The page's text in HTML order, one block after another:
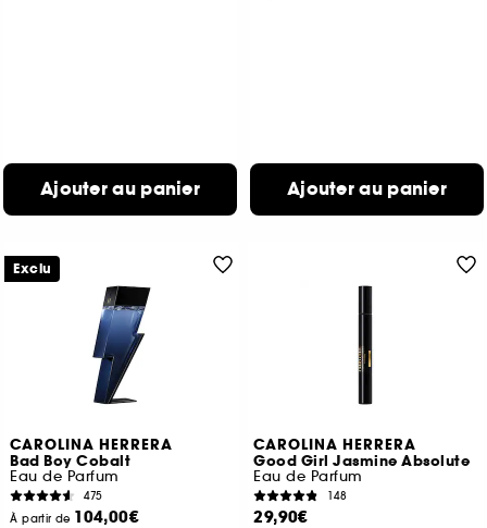
Ajouter au panier Ajouter au panier
CAROLINA HERRERA
Bad Boy Cobalt
Eau de Parfum
475
À partir de 104,00€
Exclu
CAROLINA HERRERA
Good Girl Jasmine Absolute
Eau de Parfum
148
29,90€